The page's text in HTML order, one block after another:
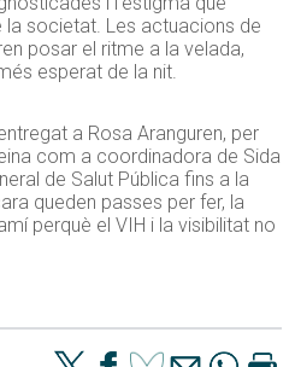
societat. Les actuacions de
posar el ritme a la velada,
esperat de la nit.
a Rosa Aranguren, per
com a coordinadora de Sida
de Salut Pública fins a la
queden passes per fer, la
perquè el VIH i la visibilitat no